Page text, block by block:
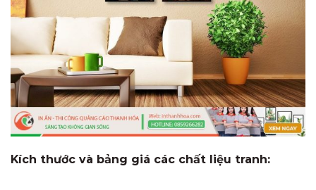
Kích thước và bảng giá các chất liệu tranh: